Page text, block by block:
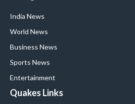
India News
World News
Business News
Sports News
Entertainment
Quakes Links